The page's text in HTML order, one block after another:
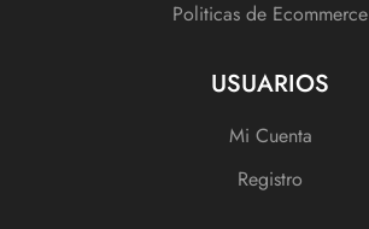
Politicas de Ecommerce
USUARIOS
Mi Cuenta
Registro